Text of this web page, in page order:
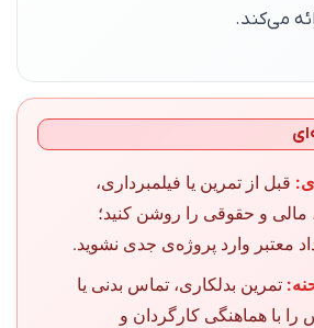
می‌کند.
قبل از تمرین یا فیلمبرداری،
مالی و حقوقی را روشن کنید؛
معتبر وارد پروژه‌ی جدی نشوید.
تمرین بدلکاری، تماس بدنی یا
با هماهنگی کارگردان و